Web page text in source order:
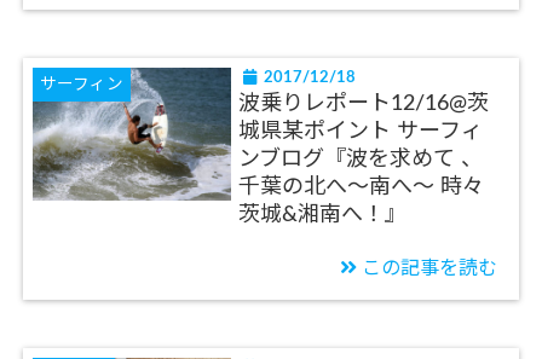
サーフィン 2017/12/18
波乗りレポート12/16@茨
城県某ポイント サーフィ
ンブログ『波を求めて 、
千葉の北へ〜南へ〜 時々
茨城&湘南へ！』
この記事を読む